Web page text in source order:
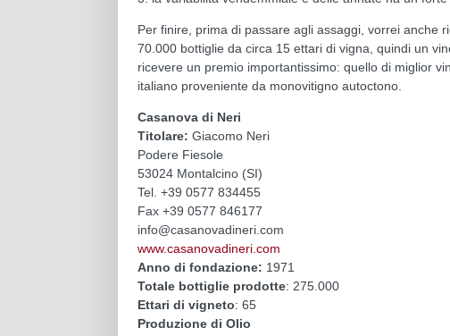
Per finire, prima di passare agli assaggi, vorrei anche
70.000 bottiglie da circa 15 ettari di vigna, quindi un
ricevere un premio importantissimo: quello di miglior
italiano proveniente da monovitigno autoctono.
Casanova di Neri
Titolare: Giacomo Neri
Podere Fiesole
53024 Montalcino (SI)
Tel. +39 0577 834455
Fax +39 0577 846177
info@casanovadineri.com
www.casanovadineri.com
Anno di fondazione: 1971
Totale bottiglie prodotte: 275.000
Ettari di vigneto: 65
Produzione di Olio